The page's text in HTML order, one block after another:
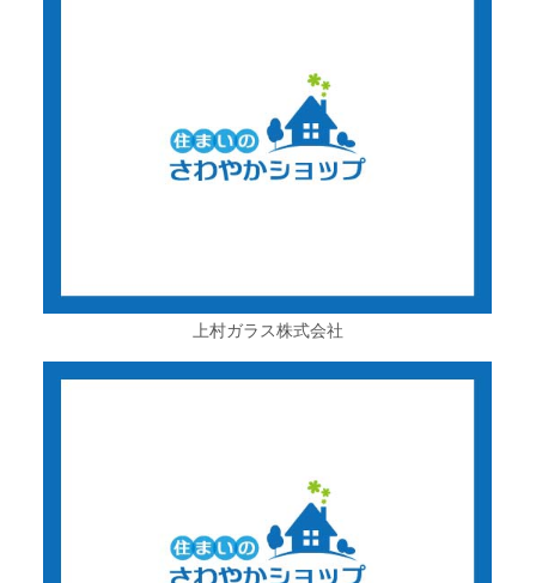
上村ガラス株式会社